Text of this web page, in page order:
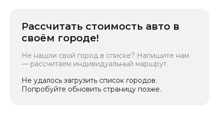
Рассчитать стоимость авто в
своём городе!
Не нашли свой город в списке? Напишите нам
— рассчитаем индивидуальный маршрут.
Не удалось загрузить список городов.
Попробуйте обновить страницу позже.